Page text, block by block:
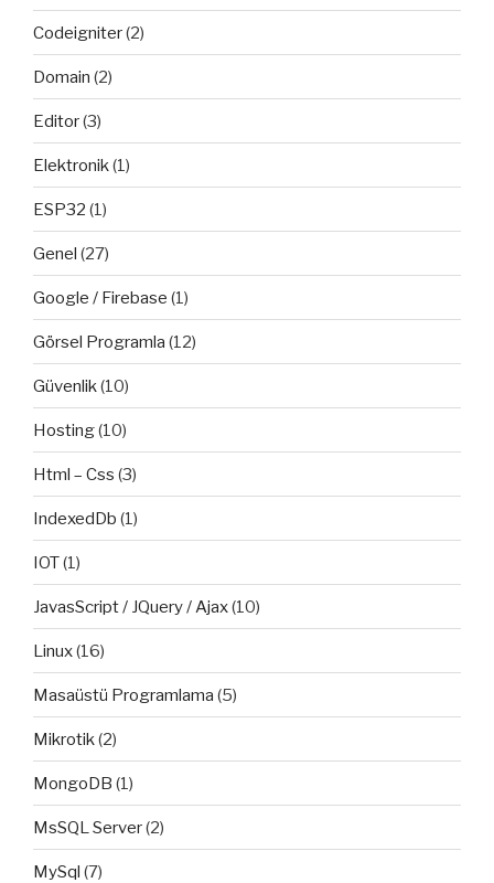
Codeigniter(2)
Domain (2)
Editor(3)
Elektronik(1)
ESP32 (1)
Genel (27)
Google / Firebase (1)
Görsel Programla (12)
Güvenlik(10)
Hosting(10)
Html – Css (3)
IndexedDb (1)
IOT(1)
JavasScript / JQuery / Ajax(10)
Linux(16)
Masaüstü Programlama (5)
Mikrotik(2)
MongoDB (1)
MsSQL Server(2)
MySql (7)